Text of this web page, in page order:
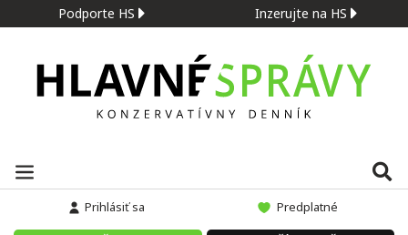
Podporte HS Inzerujte na HS
Prihlásiť sa Predplatné